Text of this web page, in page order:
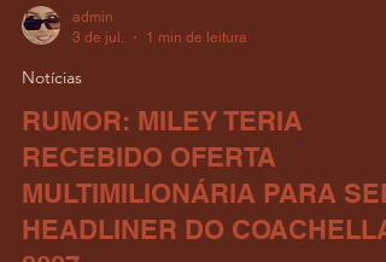
3 de jul.
1 min de leitura